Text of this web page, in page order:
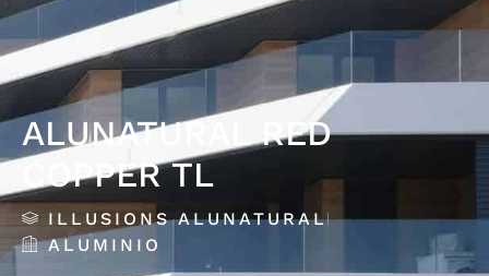
ALUNATURAL RED
COPPER TL
ILLUSIONS ALUNATURAL
ALUMINIO